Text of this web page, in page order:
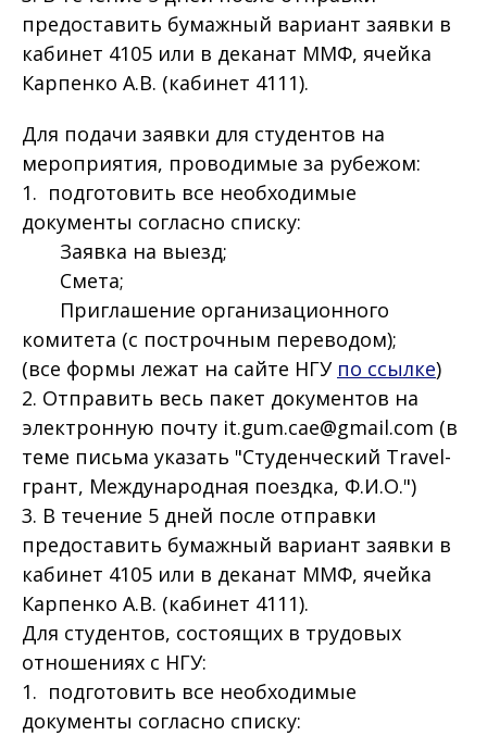
предоставить бумажный вариант заявки в
кабинет 4105 или в деканат ММФ, ячейка
Карпенко А.В. (кабинет 4111).
Для подачи заявки для студентов на
мероприятия, проводимые за рубежом:
1. подготовить все необходимые
документы согласно списку:
Заявка на выезд;
Смета;
Приглашение организационного
комитета (с построчным переводом);
(все формы лежат на сайте НГУ по ссылке)
2. Отправить весь пакет документов на
электронную почту it.gum.cae@gmail.com (в
теме письма указать "Студенческий Travel-
грант, Международная поездка, Ф.И.О.")
3. В течение 5 дней после отправки
предоставить бумажный вариант заявки в
кабинет 4105 или в деканат ММФ, ячейка
Карпенко А.В. (кабинет 4111).
Для студентов, состоящих в трудовых
отношениях с НГУ:
1. подготовить все необходимые
документы согласно списку: